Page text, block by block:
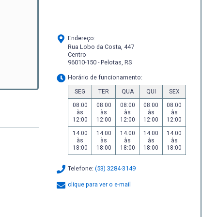
Endereço:
Rua Lobo da Costa, 447
Centro
96010-150 - Pelotas, RS
Horário de funcionamento:
SEG TER QUA QUI
SEX
08:00
às
12:00
08:00
às
12:00
08:00
às
12:00
08:00
às
12:00
08:00
às
12:00
14:00
às
18:00
14:00
às
18:00
14:00
às
18:00
14:00
às
18:00
14:00
às
18:00
Telefone: (53) 3284-3149
clique para ver o e-mail